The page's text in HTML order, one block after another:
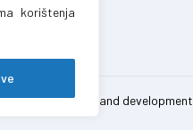
korištenja
// design and development